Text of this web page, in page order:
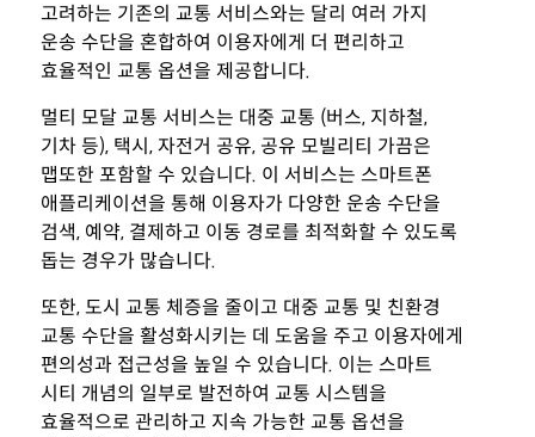
고려하는 기존의 교통 서비스와는 달리 여러 가지
운송 수단을 혼합하여 이용자에게 더 편리하고
효율적인 교통 옵션을 제공합니다.
멀티 모달 교통 서비스는 대중 교통 (버스, 지하철,
기차 등), 택시, 자전거 공유, 공유 모빌리티 가끔은
맵또한 포함할 수 있습니다. 이 서비스는 스마트폰
애플리케이션을 통해 이용자가 다양한 운송 수단을
검색, 예약, 결제하고 이동 경로를 최적화할 수 있도록
돕는 경우가 많습니다.
또한, 도시 교통 체증을 줄이고 대중 교통 및 친환경
교통 수단을 활성화시키는 데 도움을 주고 이용자에게
편의성과 접근성을 높일 수 있습니다. 이는 스마트
시티 개념의 일부로 발전하여 교통 시스템을
효율적으로 관리하고 지속 가능한 교통 옵션을